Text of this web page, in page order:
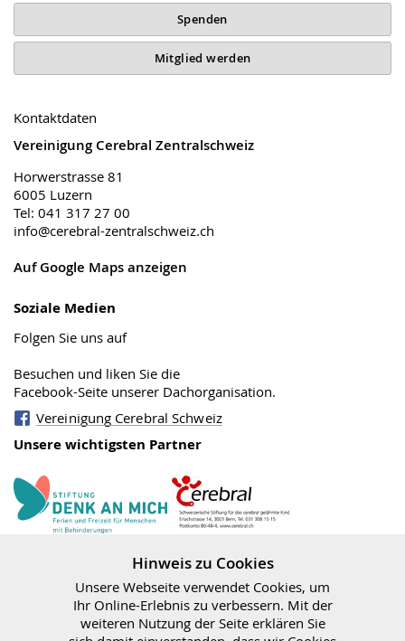
Spenden
Mitglied werden
Kontaktdaten
Vereinigung Cerebral Zentralschweiz
Horwerstrasse 81
6005 Luzern
Tel: 041 317 27 00
info@cerebral-zentralschweiz.ch
Auf Google Maps anzeigen
Soziale Medien
Folgen Sie uns auf
Besuchen und liken Sie die
Facebook-Seite unserer Dachorganisation.
Vereinigung Cerebral Schweiz
Unsere wichtigsten Partner
Hinweis zu Cookies
Unsere Webseite verwendet Cookies, um
Ihr Online-Erlebnis zu verbessern. Mit der
weiteren Nutzung der Seite erklären Sie